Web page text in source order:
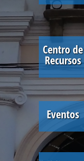
Centro de
Recursos
Eventos